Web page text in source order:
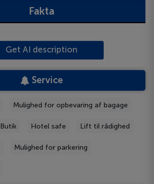
Fakta
Get AI description
Service
Mulighed for opbevaring af bagage
Butik Hotel safe Lift til rådighed
Mulighed for parkering